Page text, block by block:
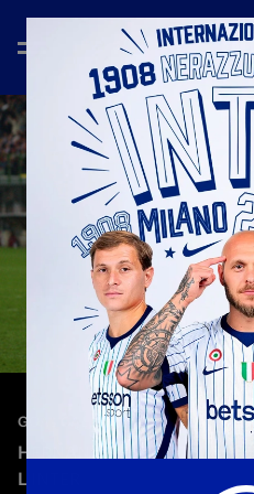
GOAL GALLERY—26 lug 2022
HERNAN CRESPO | TUTTI I
L'INTER